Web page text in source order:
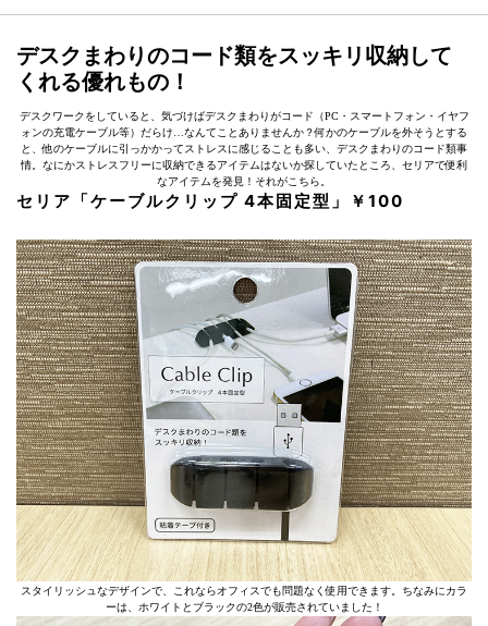
デスクまわりのコード類をスッキリ収納して
くれる優れもの！
デスクワークをしていると、気づけばデスクまわりがコード（PC・スマートフォン・イヤフ
ォンの充電ケーブル等）だらけ…なんてことありませんか？何かのケーブルを外そうとする
と、他のケーブルに引っかかってストレスに感じることも多い、デスクまわりのコード類事
情。なにかストレスフリーに収納できるアイテムはないか探していたところ、セリアで便利
なアイテムを発見！それがこちら。
セリア「ケーブルクリップ 4本固定型」￥100
スタイリッシュなデザインで、これならオフィスでも問題なく使用できます。ちなみにカラ
ーは、ホワイトとブラックの2色が販売されていました！